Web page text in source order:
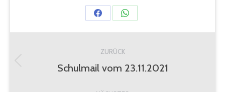
Share
on
Facebook
Share
on
WhatsApp
ZURÜCK
Vorheriger
Schulmail vom 23.11.2021